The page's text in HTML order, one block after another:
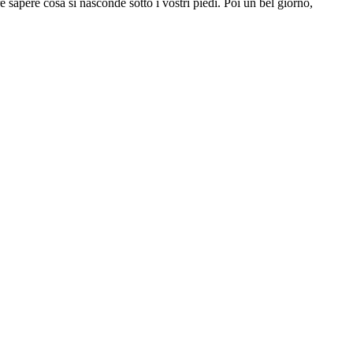
cosa si nasconde sotto i vostri piedi. Poi un bel giorno,